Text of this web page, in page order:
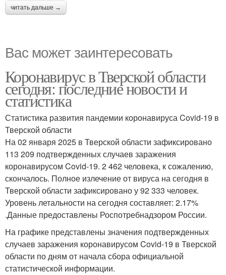
читать дальше →
Вас может заинтересовать
Коронавирус в Тверской области
сегодня: последние новости и
статистика
Статистика развития пандемии коронавируса Covid-19 в
Тверской области
На 02 января 2025 в Тверской области зафиксировано
113 209 подтвержденных случаев заражения
коронавирусом Covid-19. 2 462 человека, к сожалению,
скончалось. Полное излечение от вируса на сегодня в
Тверской области зафиксировано у 92 333 человек.
Уровень летальности на сегодня составляет: 2.17%
.Данные предоставлены Роспотребнадзором России.
На графике представлены значения подтвержденных
случаев заражения коронавирусом Covid-19 в Тверской
области по дням от начала сбора официальной
статистической информации.